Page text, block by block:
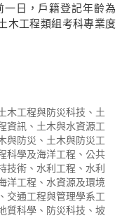
日，戶籍登記年齡為
木工程類組考科專業度
木工程與防災科技、土
資訊、土木與水資源工
與防災、土木與防災工
科學及海洋工程、公共
技術、水利工程、水利
洋工程、水資源及環境
交通工程與管理學系工
質科學、防災科技、坡